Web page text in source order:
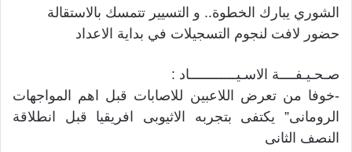
الشوري يبارك الخطوة.. و التسيير تتمسك بالاستقالة
حضور لافت لنجوم التسجيلات في بداية الاعداد
صـحـيـفــــة الاسـيــــــــــــاد :
-خوفا من تعرض اللاعبين للاصابات قبل اهم المواجهات
الرومانى” يكتفى بتجربه الاثيوبى افريقيا قبل انطلاقة
النصف الثانى